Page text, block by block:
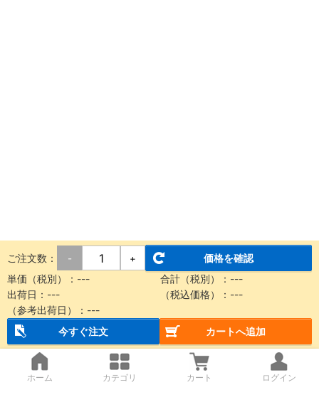
ご注文数： - +
価格を確認
単価（税別）： --- 合計（税別）： ---
出荷日： --- （税込価格）： ---
（参考出荷日）： ---
今すぐ注文
カートへ追加
ホーム カテゴリ カート ログイン